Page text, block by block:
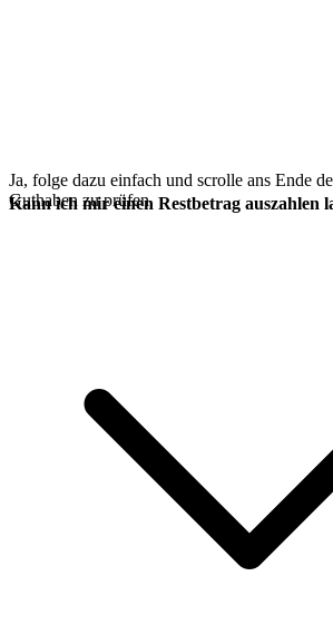
Ja, folge dazu einfach und scrolle ans Ende
Guthaben zu prüfen.
Kann ich mir einen Restbetrag auszahlen